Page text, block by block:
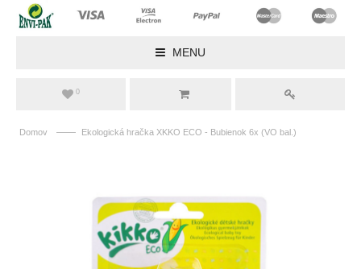
MENU
0
Domov —— Ekologická hračka XKKO ECO - Bubienok 6x (VO bal.)